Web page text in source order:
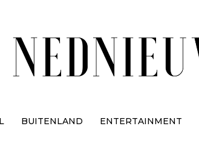
BUITENLAND ENTERTAINMENT